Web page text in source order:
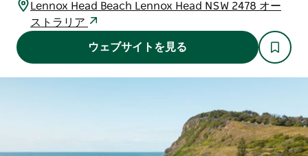
Lennox Head Beach Lennox Head NSW 2478 オー
ストラリア
ウェブサイトを見る